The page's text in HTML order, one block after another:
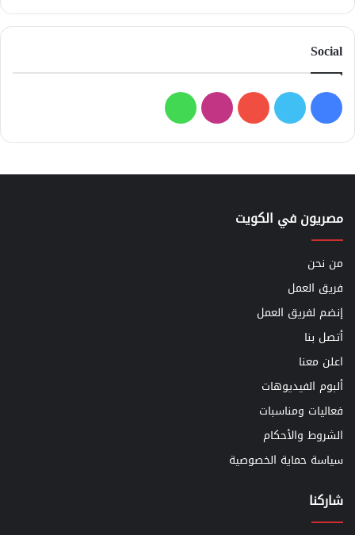
Social
فيسبوك
تويتر يوتيوبانستقرامواتساب
مصريون في الكويت
من نحن
فريق العمل
إنضم لفريق العمل
أتصل بنا
اعلن معنا
ألبوم الفيديوهات
فعاليات ومناسبات
الشروط والأحكام
سياسة حماية الخصوصية
شاركنا